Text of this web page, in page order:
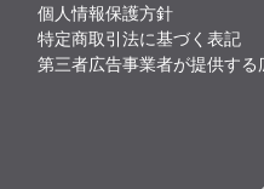
個人情報保護方針
特定商取引法に基づく表記
第三者広告事業者が提供する